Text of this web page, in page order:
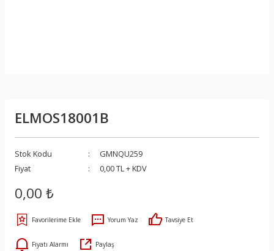
ELMOS18001B
Stok Kodu
GMNQU259
Fiyat
0,00 TL + KDV
0,00 ₺
Yorum Yaz Tavsiye Et
Fiyatı Alarmı Paylaş